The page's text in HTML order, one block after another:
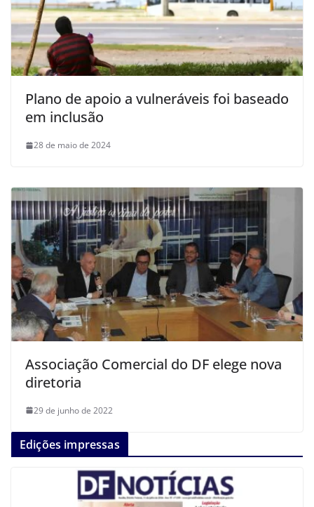
Plano de apoio a vulneráveis foi baseado
em inclusão
28 de maio de 2024
Associação Comercial do DF elege nova
diretoria
29 de junho de 2022
Edições impressas